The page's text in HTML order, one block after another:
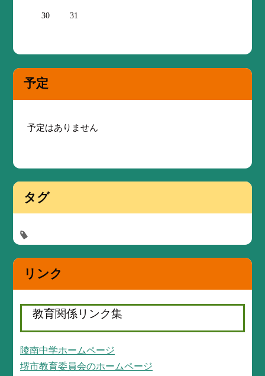
30 31
予定
予定はありません
タグ
リンク
教育関係リンク集
陵南中学ホームページ
堺市教育委員会のホームページ